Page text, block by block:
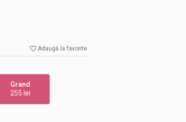
Adaugă la favorite
Grand
255 lei